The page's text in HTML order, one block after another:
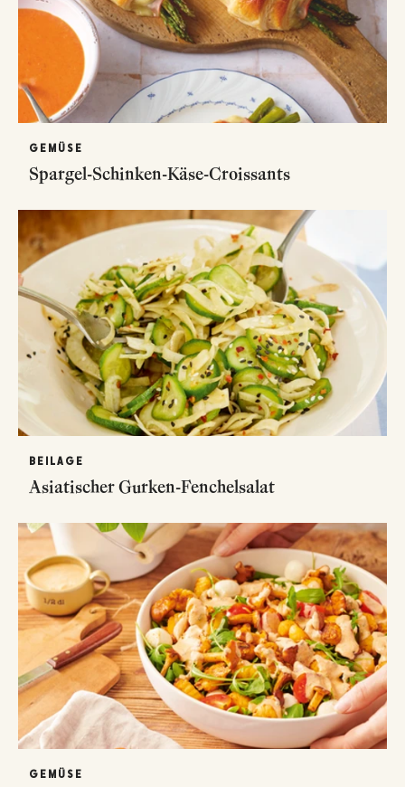
GEMÜSE
Spargel-Schinken-Käse-Croissants
BEILAGE
Asiatischer Gurken-Fenchelsalat
GEMÜSE